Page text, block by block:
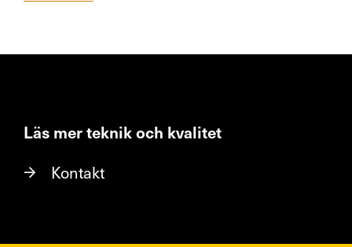
Läs mer teknik och kvalitet
Kontakt